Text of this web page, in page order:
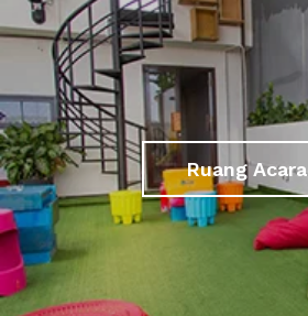
Ruang Acara